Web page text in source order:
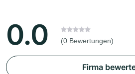
0.0 (0 Bewertungen)
Firma